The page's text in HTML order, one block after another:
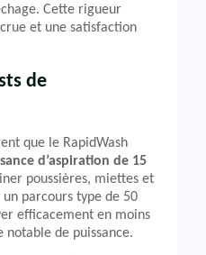
Cette rigueur
et une satisfaction
de
que le RapidWash
d’aspiration de 15
poussières, miettes et
un parcours type de 50
efficacement en moins
notable de puissance.